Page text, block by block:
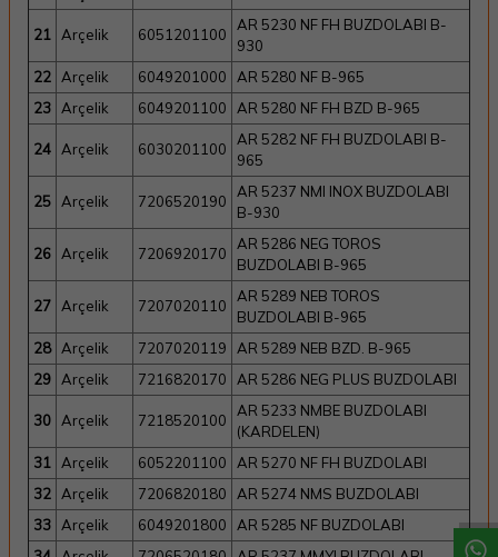
W
h
a
t
a
p
p
D
e
s
t
e
H
a
t
t
21 Arçelik 6051201100
AR 5230 NF FH BUZDOLABI B-
930
22 Arçelik 6049201000
AR 5280 NF B-965
23 Arçelik 6049201100 AR 5280 NF FH BZD B-965
24 Arçelik 6030201100
AR 5282 NF FH BUZDOLABI B-
965
25 Arçelik 7206520190
AR 5237 NMI INOX BUZDOLABI
B-930
26 Arçelik 7206920170
AR 5286 NEG TOROS
BUZDOLABI B-965
27 Arçelik 7207020110
AR 5289 NEB TOROS
BUZDOLABI B-965
28 Arçelik 7207020119
AR 5289 NEB BZD. B-965
29 Arçelik 7216820170 AR 5286 NEG PLUS BUZDOLABI
30 Arçelik 7218520100
AR 5233 NMBE BUZDOLABI
(KARDELEN)
31 Arçelik 6052201100
AR 5270 NF FH BUZDOLABI
32 Arçelik 7206820180
AR 5274 NMS BUZDOLABI
33 Arçelik 6049201800
AR 5285 NF BUZDOLABI